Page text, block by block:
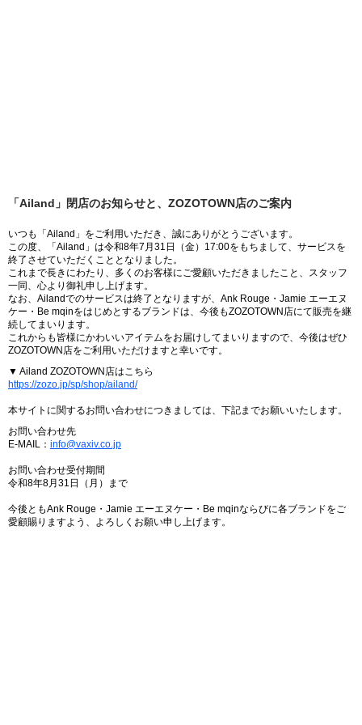
「Ailand」閉店のお知らせと、ZOZOTOWN店のご案内
いつも「Ailand」をご利用いただき、誠にありがとうございます。
この度、「Ailand」は令和8年7月31日（金）17:00をもちまして、サービスを
終了させていただくこととなりました。
これまで長きにわたり、多くのお客様にご愛顧いただきましたこと、スタッフ
一同、心より御礼申し上げます。
なお、Ailandでのサービスは終了となりますが、Ank Rouge・Jamie エーエヌ
ケー・Be mqinをはじめとするブランドは、今後もZOZOTOWN店にて販売を継
続してまいります。
これからも皆様にかわいいアイテムをお届けしてまいりますので、今後はぜひ
ZOZOTOWN店をご利用いただけますと幸いです。
▼ Ailand ZOZOTOWN店はこちら
https://zozo.jp/sp/shop/ailand/
本サイトに関するお問い合わせにつきましては、下記までお願いいたします。
お問い合わせ先
E-MAIL： info@vaxiv.co.jp
お問い合わせ受付期間
令和8年8月31日（月）まで
今後ともAnk Rouge・Jamie エーエヌケー・Be mqinならびに各ブランドをご
愛顧賜りますよう、よろしくお願い申し上げます。